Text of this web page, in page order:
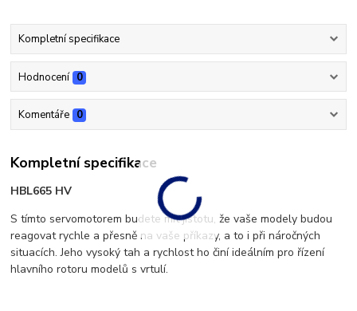
Kompletní specifikace
Hodnocení 0
Komentáře 0
Kompletní specifikace
HBL665 HV
S tímto servomotorem budete mít jistotu, že vaše modely budou
reagovat rychle a přesně na vaše příkazy, a to i při náročných
situacích. Jeho vysoký tah a rychlost ho činí ideálním pro řízení
hlavního rotoru modelů s vrtulí.